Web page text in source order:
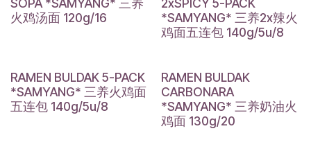
SOPA *SAMYANG* 三养
火鸡汤面 120g/16
2xSPICY 5-PACK
*SAMYANG* 三养2x辣火
鸡面五连包 140g/5u/8
RAMEN BULDAK 5-PACK
*SAMYANG* 三养火鸡面
五连包 140g/5u/8
RAMEN BULDAK
CARBONARA
*SAMYANG* 三养奶油火
鸡面 130g/20